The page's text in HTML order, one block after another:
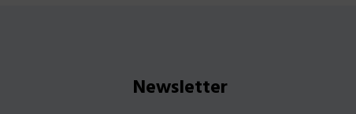
Newsletter